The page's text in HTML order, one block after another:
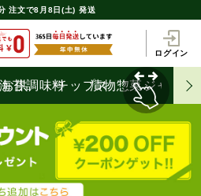
注文で8月8日(土) 発送
ログイン
供
海苔調味料チップス
漬物惣菜ジャム